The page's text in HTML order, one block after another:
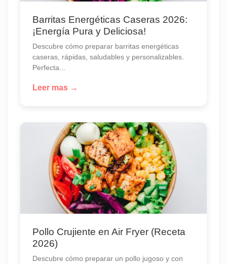
Barritas Energéticas Caseras 2026:
¡Energía Pura y Deliciosa!
Descubre cómo preparar barritas energéticas
caseras, rápidas, saludables y personalizables.
Perfecta...
Leer mas →
Pollo Crujiente en Air Fryer (Receta
2026)
Descubre cómo preparar un pollo jugoso y con